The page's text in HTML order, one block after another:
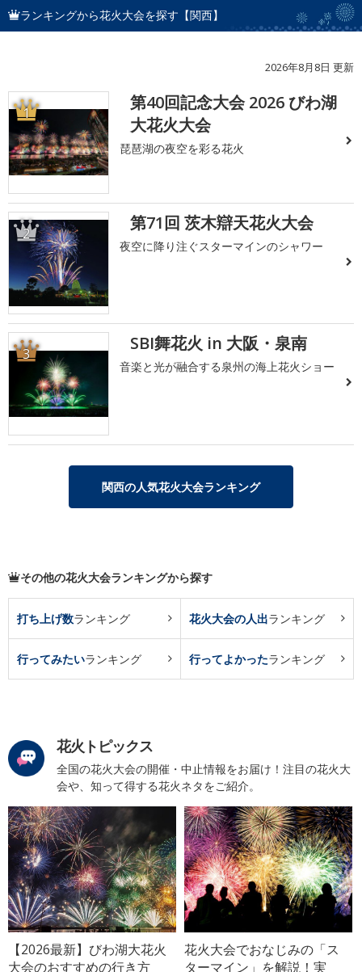
ランキングから花火大会を探す【関西】
2026年8月8日 更新
1
第40回記念大会 2026 びわ湖
大花火大会
琵琶湖の夜空を彩る花火
2 第71回 茨木辯天花火大会
夜空に降り注ぐスターマインのシャワー
3 SBI舞花火 in 大阪・泉南
音楽と光が融合する泉州の海上花火ショー
関西の人気花火大会ランキング
その他の花火大会ランキングから探す
打ち上げ数ランキング 花火大会の人出ランキング
行ってみたいランキング 行ってよかったランキング
花火トピックス
全国の花火大会の開催・中止情報をお届け！注目の花火大
会や、知って得する花火ネタをご紹介。
【2026最新】びわ湖大花火
大会のおすすめの行き方
花火大会でおなじみの「ス
ターマイン」を解説！実